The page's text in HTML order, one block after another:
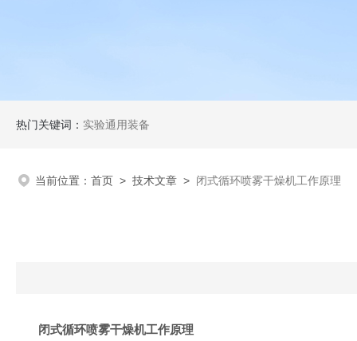
热门关键词： 实验通用装备
当前位置： 首页 > 技术文章 > 闭式循环喷雾干燥机工作原理
闭式循环喷雾干燥机工作原理